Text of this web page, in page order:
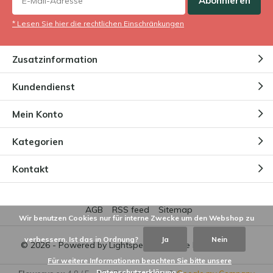
Welches sind die besten
Trockenblumenarten?
Wie bewahren Trockenblumen
* Lesen Sie hier die rechtlichen Einschränkungen
Zusatzinformation
Kundendienst
Mein Konto
Kategorien
Kontakt
© 2026 - Powered byLightspeed - Theme by DMWS.nl
AGB RSS feed Sitemap
Wir benutzen Cookies nur für interne Zwecke um den Webshop zu
verbessern. Ist das in Ordnung? Ja Nein
Für weitere Informationen beachten Sie bitte unsere